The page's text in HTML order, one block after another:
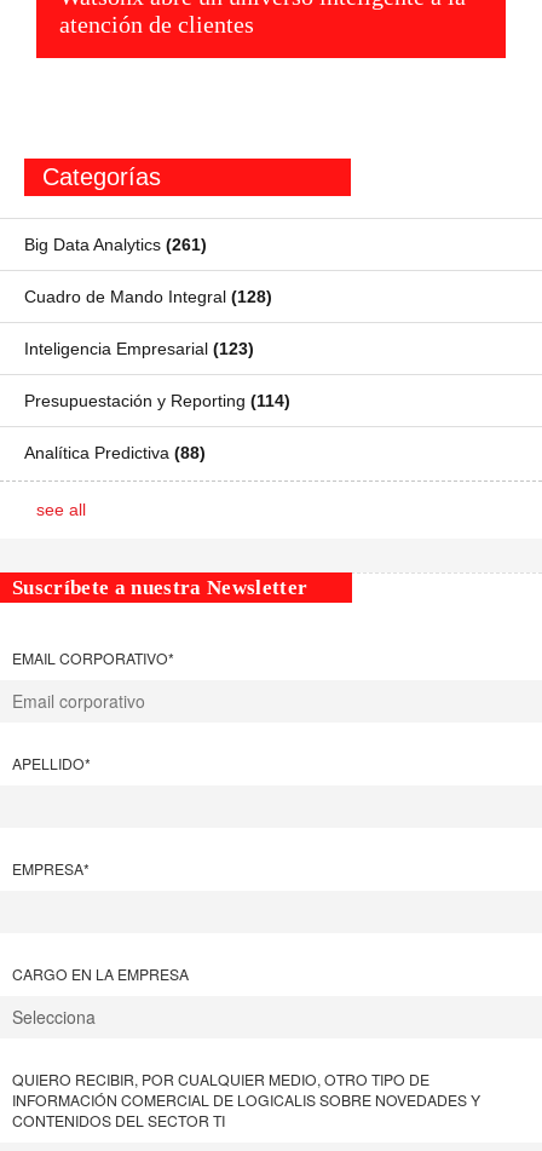
atención de clientes
Categorías
Big Data Analytics (261)
Cuadro de Mando Integral (128)
Inteligencia Empresarial (123)
Presupuestación y Reporting (114)
Analítica Predictiva (88)
see all
Suscríbete a nuestra Newsletter
EMAIL CORPORATIVO*
APELLIDO*
EMPRESA*
CARGO EN LA EMPRESA
QUIERO RECIBIR, POR CUALQUIER MEDIO, OTRO TIPO DE
INFORMACIÓN COMERCIAL DE LOGICALIS SOBRE NOVEDADES Y
CONTENIDOS DEL SECTOR TI